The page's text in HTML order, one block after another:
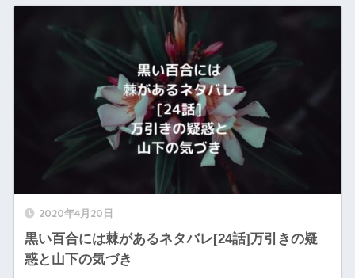
2020年4月20日
黒い百合には棘があるネタバレ[24話]万引きの疑
惑と山下の気づき